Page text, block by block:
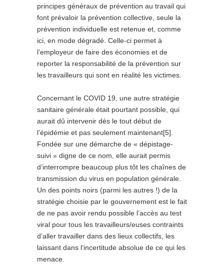
principes généraux de prévention au travail qui
font prévaloir la prévention collective, seule la
prévention individuelle est retenue et, comme
ici, en mode dégradé. Celle-ci permet à
l’employeur de faire des économies et de
reporter la responsabilité de la prévention sur
les travailleurs qui sont en réalité les victimes.
Concernant le COVID 19, une autre stratégie
sanitaire générale était pourtant possible, qui
aurait dû intervenir dès le tout début de
l’épidémie et pas seulement maintenant[5].
Fondée sur une démarche de « dépistage-
suivi » digne de ce nom, elle aurait permis
d’interrompre beaucoup plus tôt les chaînes de
transmission du virus en population générale.
Un des points noirs (parmi les autres !) de la
stratégie choisie par le gouvernement est le fait
de ne pas avoir rendu possible l’accès au test
viral pour tous les travailleurs/euses contraints
d’aller travailler dans des lieux collectifs, les
laissant dans l’incertitude absolue de ce qui les
menace.